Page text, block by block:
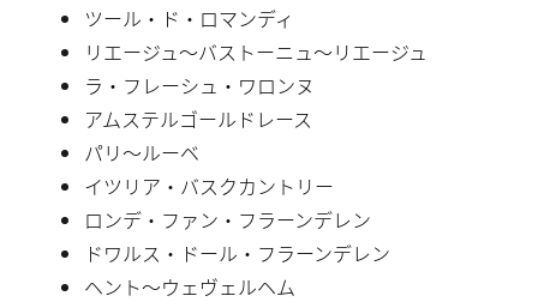
ツール・ド・ロマンディ
リエージュ〜バストーニュ〜リエージュ
ラ・フレーシュ・ワロンヌ
アムステルゴールドレース
パリ〜ルーベ
イツリア・バスクカントリー
ロンデ・ファン・フラーンデレン
ドワルス・ドール・フラーンデレン
ヘント〜ウェヴェルヘム